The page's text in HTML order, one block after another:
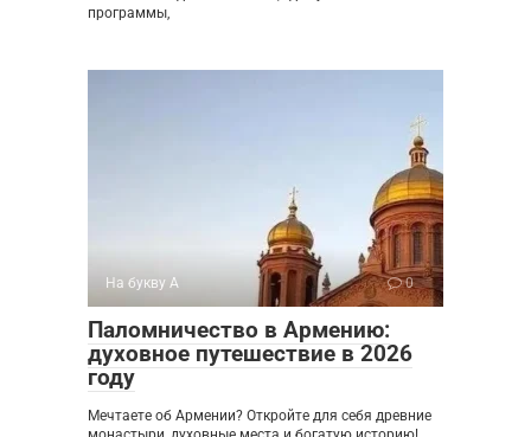
программы,
На букву А 0
Паломничество в Армению:
духовное путешествие в 2026
году
Мечтаете об Армении? Откройте для себя древние